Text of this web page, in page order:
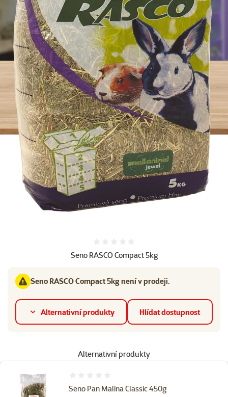
Seno RASCO Compact 5kg
Seno RASCO Compact 5kg není v prodeji.
Alternativní produkty Hlídat dostupnost
Alternativní produkty
Seno Pan Malina Classic 450g